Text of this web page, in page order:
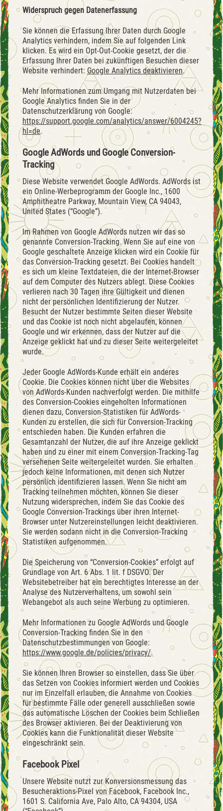
Widerspruch gegen Datenerfassung
Sie können die Erfassung Ihrer Daten durch Google
Analytics verhindern, indem Sie auf folgenden Link
klicken. Es wird ein Opt-Out-Cookie gesetzt, der die
Erfassung Ihrer Daten bei zukünftigen Besuchen dieser
Website verhindert: Google Analytics deaktivieren.
Mehr Informationen zum Umgang mit Nutzerdaten bei
Google Analytics finden Sie in der
Datenschutzerklärung von Google:
https://support.google.com/analytics/answer/6004245?
hl=de.
Google AdWords und Google Conversion-
Tracking
Diese Website verwendet Google AdWords. AdWords ist
ein Online-Werbeprogramm der Google Inc., 1600
Amphitheatre Parkway, Mountain View, CA 94043,
United States (“Google”).
Im Rahmen von Google AdWords nutzen wir das so
genannte Conversion-Tracking. Wenn Sie auf eine von
Google geschaltete Anzeige klicken wird ein Cookie für
das Conversion-Tracking gesetzt. Bei Cookies handelt
es sich um kleine Textdateien, die der Internet-Browser
auf dem Computer des Nutzers ablegt. Diese Cookies
verlieren nach 30 Tagen ihre Gültigkeit und dienen
nicht der persönlichen Identifizierung der Nutzer.
Besucht der Nutzer bestimmte Seiten dieser Website
und das Cookie ist noch nicht abgelaufen, können
Google und wir erkennen, dass der Nutzer auf die
Anzeige geklickt hat und zu dieser Seite weitergeleitet
wurde.
Jeder Google AdWords-Kunde erhält ein anderes
Cookie. Die Cookies können nicht über die Websites
von AdWords-Kunden nachverfolgt werden. Die mithilfe
des Conversion-Cookies eingeholten Informationen
dienen dazu, Conversion-Statistiken für AdWords-
Kunden zu erstellen, die sich für Conversion-Tracking
entschieden haben. Die Kunden erfahren die
Gesamtanzahl der Nutzer, die auf ihre Anzeige geklickt
haben und zu einer mit einem Conversion-Tracking-Tag
versehenen Seite weitergeleitet wurden. Sie erhalten
jedoch keine Informationen, mit denen sich Nutzer
persönlich identifizieren lassen. Wenn Sie nicht am
Tracking teilnehmen möchten, können Sie dieser
Nutzung widersprechen, indem Sie das Cookie des
Google Conversion-Trackings über ihren Internet-
Browser unter Nutzereinstellungen leicht deaktivieren.
Sie werden sodann nicht in die Conversion-Tracking
Statistiken aufgenommen.
Die Speicherung von “Conversion-Cookies” erfolgt auf
Grundlage von Art. 6 Abs. 1 lit. f DSGVO. Der
Websitebetreiber hat ein berechtigtes Interesse an der
Analyse des Nutzerverhaltens, um sowohl sein
Webangebot als auch seine Werbung zu optimieren.
Mehr Informationen zu Google AdWords und Google
Conversion-Tracking finden Sie in den
Datenschutzbestimmungen von Google:
https://www.google.de/policies/privacy/.
Sie können Ihren Browser so einstellen, dass Sie über
das Setzen von Cookies informiert werden und Cookies
nur im Einzelfall erlauben, die Annahme von Cookies
für bestimmte Fälle oder generell ausschließen sowie
das automatische Löschen der Cookies beim Schließen
des Browser aktivieren. Bei der Deaktivierung von
Cookies kann die Funktionalität dieser Website
eingeschränkt sein.
Facebook Pixel
Unsere Website nutzt zur Konversionsmessung das
Besucheraktions-Pixel von Facebook, Facebook Inc.,
1601 S. California Ave, Palo Alto, CA 94304, USA